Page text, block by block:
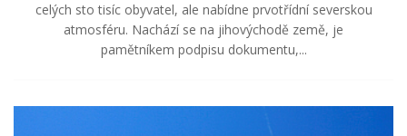
celých sto tisíc obyvatel, ale nabídne prvotřídní severskou
atmosféru. Nachází se na jihovýchodě země, je
pamětníkem podpisu dokumentu,...